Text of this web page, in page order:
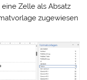
Zelle als Absatz
zugewiesen